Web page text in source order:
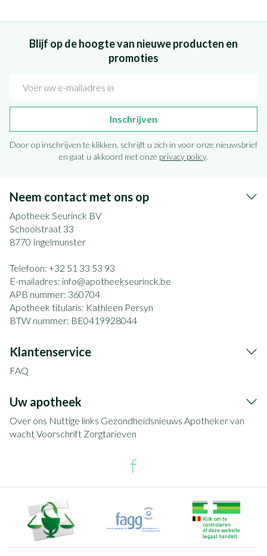
Blijf op de hoogte van nieuwe producten en
promoties
Inschrijven
Door op inschrijven te klikken, schrijft u zich in voor onze nieuwsbrief
en gaat u akkoord met onze privacy policy.
Neem contact met ons op
Apotheek Seurinck BV
Schoolstraat 33
8770 Ingelmunster
Telefoon: +32 51 33 53 93
E-mailadres: info@apotheekseurinck.be
APB nummer: 360704
Apotheek titularis: Kathleen Persyn
BTW nummer: BE0419928044
Klantenservice
FAQ
Uw apotheek
Over ons Nuttige links Gezondheidsnieuws Apotheker van
wachtVoorschrift Zorgtarieven